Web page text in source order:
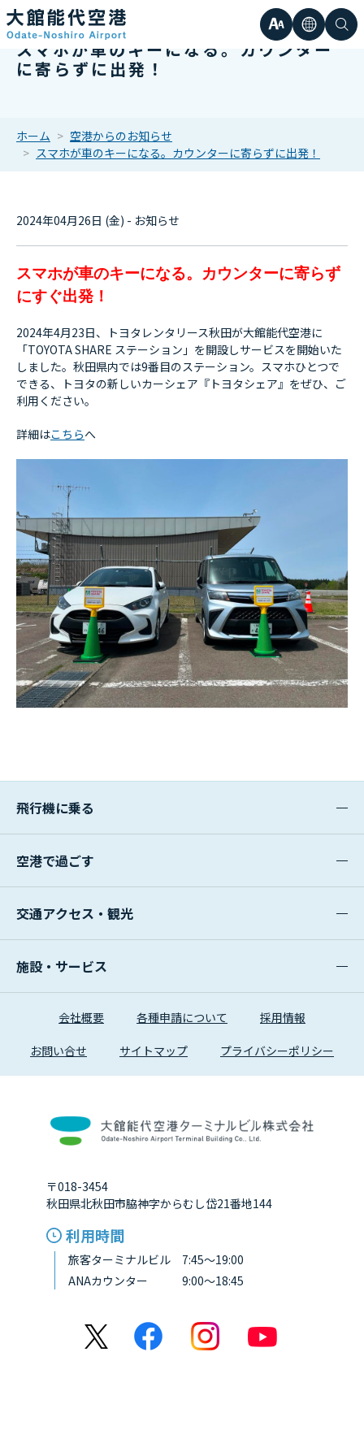
文
サ
ズ
大
言検
スマホが車のキーになる。カウンター
に寄らずに出発！
ホーム
空港からのお知らせ
スマホが車のキーになる。カウンターに寄らずに出発！
2024年04月26日 (金) - お知らせ
スマホが車のキーになる。カウンターに寄らず
にすぐ出発！
2024年4月23日、トヨタレンタリース秋田が大館能代空港に
「TOYOTA SHARE ステーション」を開設しサービスを開始いた
しました。秋田県内では9番目のステーション。スマホひとつで
できる、トヨタの新しいカーシェア『トヨタシェア』をぜひ、ご
利用ください。
詳細はこちらへ
飛行機に乗る
空港で過ごす
交通アクセス・観光
施設・サービス
会社概要 各種申請について 採用情報
お問い合せ サイトマップ プライバシーポリシー
〒018-3454
秋田県北秋田市脇神字からむし岱21番地144
利用時間
旅客ターミナルビル 7:45～19:00
ANAカウンター 9:00～18:45